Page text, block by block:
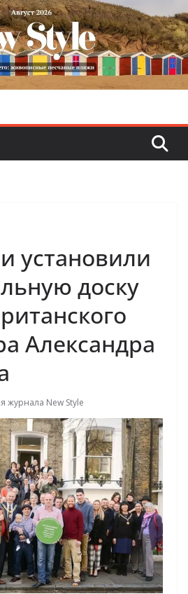
установили
доску
Александра
журнала New Style